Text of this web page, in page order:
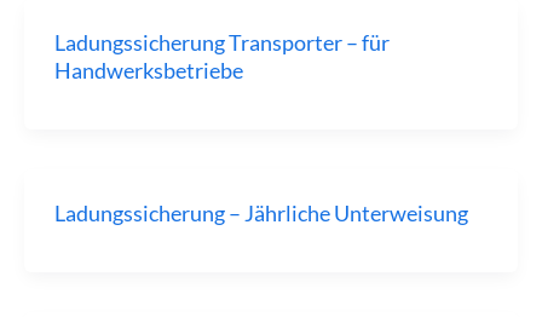
Ladungssicherung Transporter – für
Handwerksbetriebe
Ladungssicherung – Jährliche Unterweisung